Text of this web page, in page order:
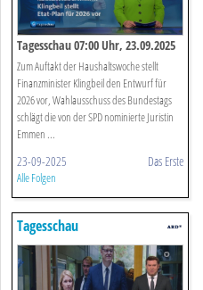
Tagesschau 07:00 Uhr, 23.09.2025
Zum Auftakt der Haushaltswoche stellt
Finanzminister Klingbeil den Entwurf für
2026 vor, Wahlausschuss des Bundestags
schlägt die von der SPD nominierte Juristin
Emmen ...
23-09-2025 Das Erste
Alle Folgen
Tagesschau